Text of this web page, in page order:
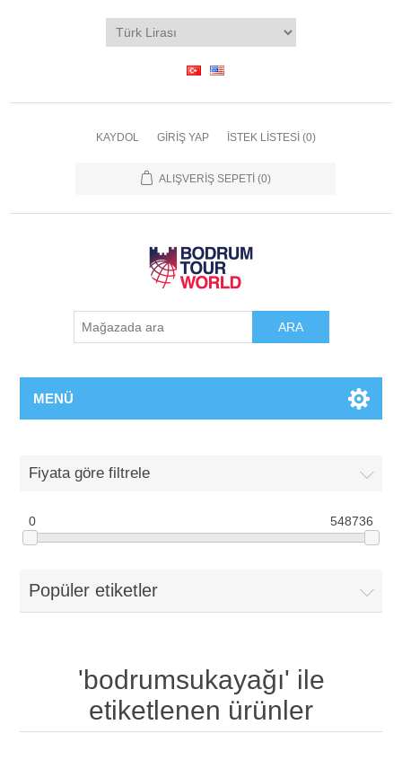
KAYDOL GIRIŞ YAP İSTEK LISTESI (0)
ALIŞVERIŞ SEPETI (0)
ARA
MENÜ
Fiyata göre filtrele
0 548736
Popüler etiketler
'bodrumsukayağı' ile
etiketlenen ürünler